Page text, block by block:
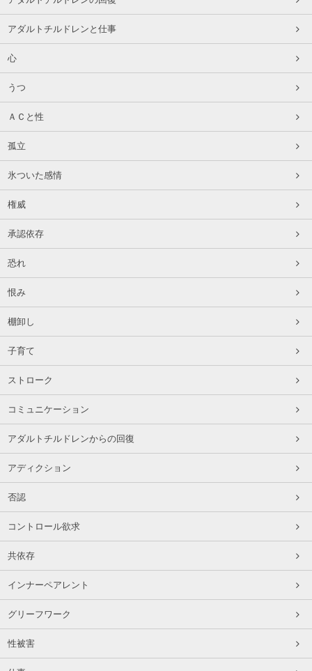
アダルトチルドレンと仕事
心
うつ
ＡＣと性
孤立
氷ついた感情
権威
承認依存
恐れ
恨み
棚卸し
子育て
ストローク
コミュニケーション
アダルトチルドレンからの回復
アディクション
否認
コントロール欲求
共依存
インナーペアレント
グリーフワーク
性被害